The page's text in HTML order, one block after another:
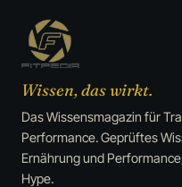
Wissen, das wirkt.
Das Wissensmagazin für
Performance. Geprüftes
Ernährung und
Hype.